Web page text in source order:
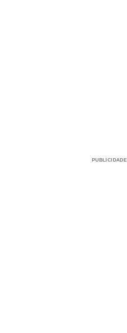
PUBLICIDADE